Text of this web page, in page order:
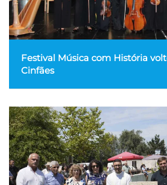
Festival Música com História
Cinfães